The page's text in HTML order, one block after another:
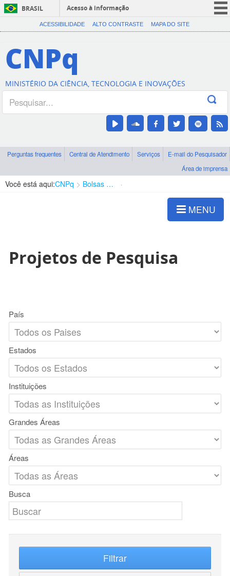
BRASIL
Acesso à informação
CORONAVÍRUS (COVID-19)
Canais
ACESSIBILIDADE ALTO CONTRASTE MAPA DO SITE
CNPq
MINISTÉRIO DA CIÊNCIA, TECNOLOGIA E INOVAÇÕES
Perguntas frequentes Central de Atendimento Serviços
E-mail do Pesquisador
Área de imprensa
Você está aqui:CNPq Bolsas e Auxílios Vigentes
MENU
Projetos de Pesquisa
País
Estados
Instituições
Grandes Áreas
Áreas
Busca
Filtrar